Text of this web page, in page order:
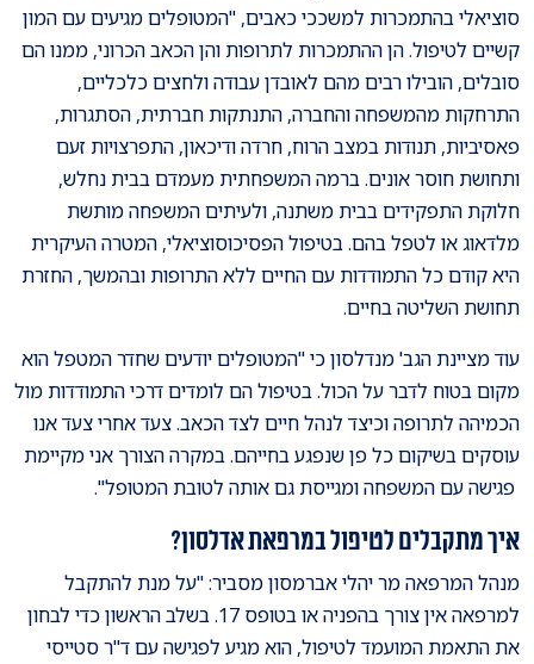
סוציאלי בהתמכרות למשככי כאבים, "המטופלים מגיעים עם המון
קשיים לטיפול. הן ההתמכרות לתרופות והן הכאב הכרוני, ממנו הם
סובלים, הובילו רבים מהם לאובדן עבודה ולחצים כלכליים,
התרחקות מהמשפחה והחברה, התנתקות חברתית, הסתגרות,
פאסיביות, תנודות במצב הרוח, חרדה ודיכאון, התפרצויות זעם
ותחושת חוסר אונים. ברמה המשפחתית מעמדם בבית נחלש,
חלוקת התפקידים בבית משתנה, ולעיתים המשפחה מותשת
מלדאוג או לטפל בהם. בטיפול הפסיכוסוציאלי, המטרה העיקרית
היא קודם כל התמודדות עם החיים ללא התרופות ובהמשך, החזרת
תחושת השליטה בחיים.
עוד מציינת הגב' מנדלסון כי "המטופלים יודעים שחדר המטפל הוא
מקום בטוח לדבר על הכול. בטיפול הם לומדים דרכי התמודדות מול
הכמיהה לתרופה וכיצד לנהל חיים לצד הכאב. צעד אחרי צעד אנו
עוסקים בשיקום כל פן שנפגע בחייהם. במקרה הצורך אני מקיימת
פגישה עם המשפחה ומגייסת גם אותה לטובת המטופל".
איך מתקבלים לטיפול במרפאת אדלסון?
מנהל המרפאה מר יהלי אברמסון מסביר: "על מנת להתקבל
למרפאה אין צורך בהפניה או בטופס 17. בשלב הראשון כדי לבחון
את התאמת המועמד לטיפול, הוא מגיע לפגישה עם ד"ר סטייסי